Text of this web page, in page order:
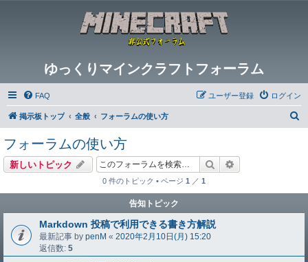
ゆっくりマインクラフトフォーラム
FAQ ログイン
ユーザー登録
掲示板トップ 全般 フォーラムの使い方
フォーラムの使い方
新しいトピック 検索
0 件のトピック • ページ 1 ／ 1
告知トピック
Markdown 投稿で利用できる書き方解説
最新記事 by penM « 2020年2月10日(月) 15:20
返信数: 5